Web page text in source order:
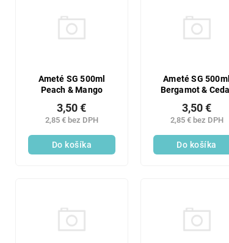
Ameté SG 500ml
Peach & Mango
2,85 € bez DPH
3,50 €
Do košíka
Ameté SG 500ml
Bergamot &
2,85 € bez DPH
3,50 €
Do košíka